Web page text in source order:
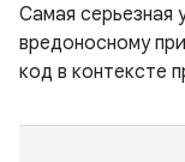
Самая серьезная
вредоносному
код в контексте